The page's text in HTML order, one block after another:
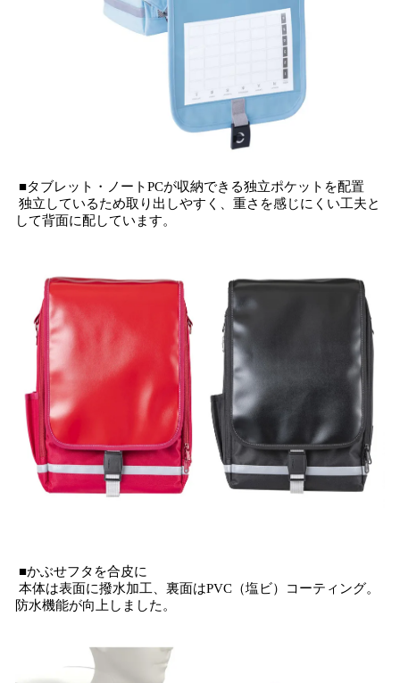
■タブレット・ノートPCが収納できる独立ポケットを配置
独立しているため取り出しやすく、重さを感じにくい工夫と
して背面に配しています。
■かぶせフタを合皮に
本体は表面に撥水加工、裏面はPVC（塩ビ）コーティング。
防水機能が向上しました。